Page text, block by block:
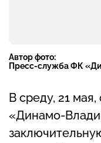
Автор фото:
Пресс-служба ФК
В среду, 21
«Динамо-